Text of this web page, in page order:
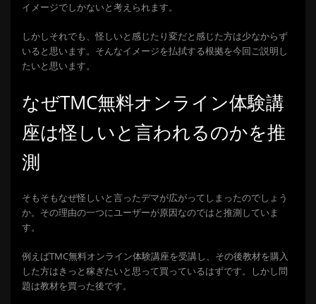
イメージでしかないと考えられます。
しかしそれでも、怪しいと感じたり変だと感じた方は少なからず
いると思います。そんなイメージを払拭する根拠を今回ご説明し
たいと思います。
なぜTMC無料オンライン体験講
座は怪しいと言われるのかを推
測
そもそもなぜ怪しいと言ったデマが広がってしまったのでしょう
か。その理由の一つにユーザーが原因なのではと推測していま
す。
例えばTMC無料オンライン体験講座を受講し、その後教材を購入
した方はきっと稼ぎたいと思って買っているはずです。しかし問
題は教材を買った後です。